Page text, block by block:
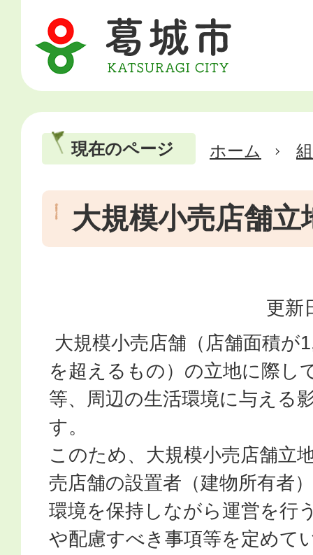
現在のページ ホーム
大規模小売店舗立
更新
大規模小売店舗（店舗面積が
を超えるもの）の立地に際し
等、周辺の生活環境に与える
す。
このため、大規模小売店舗立
売店舗の設置者（建物所有者
環境を保持しながら運営を行
や配慮すべき事項等を定めて